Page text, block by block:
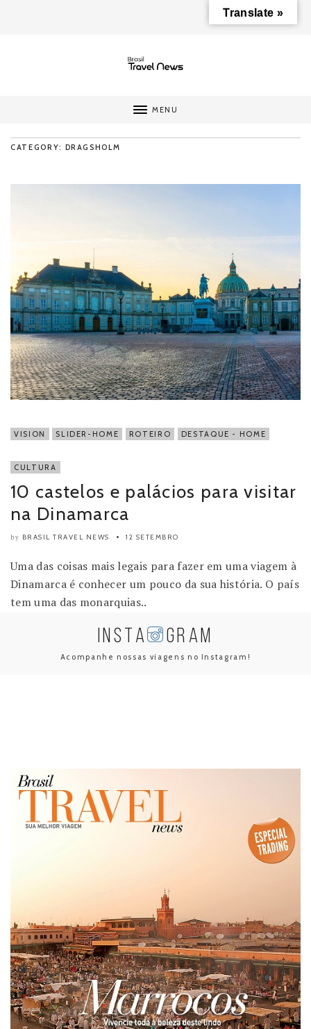
MENU
CATEGORY: DRAGSHOLM
VISION SLIDER-HOME ROTEIRO DESTAQUE - HOME
CULTURA
10 castelos e palácios para visitar
na Dinamarca
by BRASIL TRAVEL NEWS 12 SETEMBRO
Uma das coisas mais legais para fazer em uma viagem à
Dinamarca é conhecer um pouco da sua história. O país
tem uma das monarquias..
INSTA GRAM
Acompanhe nossas viagens no Instagram!
Translate »